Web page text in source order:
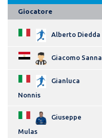
Giocatore
Alberto Diedda
Giacomo Sanna
Gianluca
Nonnis
Giuseppe
Mulas